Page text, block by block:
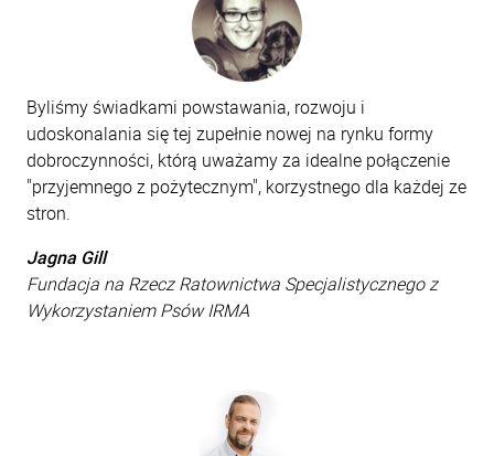
Byliśmy świadkami powstawania, rozwoju i
udoskonalania się tej zupełnie nowej na rynku formy
dobroczynności, którą uważamy za idealne połączenie
"przyjemnego z pożytecznym", korzystnego dla każdej ze
stron.
Jagna Gill
Fundacja na Rzecz Ratownictwa Specjalistycznego z
Wykorzystaniem Psów IRMA